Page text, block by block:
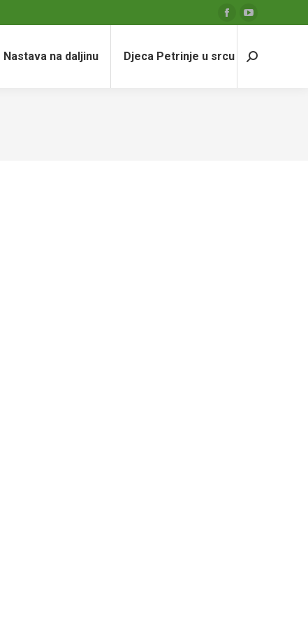
Facebook
opensopens
Nastava na daljinu Djeca Petrinje u srcu Search: